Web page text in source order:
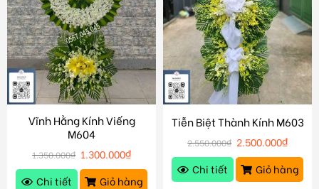
Vĩnh Hằng Kính Viếng
M604
1.350.000₫ 1.300.000₫
Chi tiết
Giỏ hàng
Tiễn Biệt Thành Kính M603
2.550.000₫ 2.500.000₫
Chi tiết
Giỏ hàng